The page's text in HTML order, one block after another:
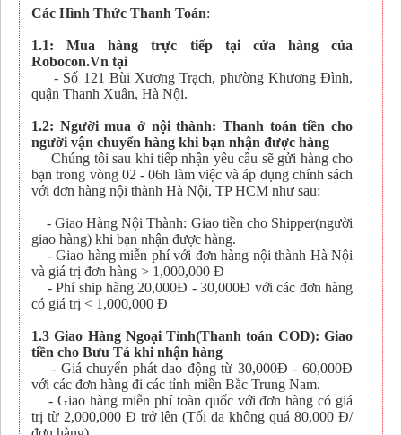
Các Hình Thức Thanh Toán:
1.1: Mua hàng trực tiếp tại cửa hàng của
Robocon.Vn tại
- Số 121 Bùi Xương Trạch, phường Khương Đình,
quận Thanh Xuân, Hà Nội.
1.2: Người mua ở nội thành: Thanh toán tiền cho
người vận chuyển hàng khi bạn nhận được hàng
Chúng tôi sau khi tiếp nhận yêu cầu sẽ gửi hàng cho
bạn trong vòng 02 - 06h làm việc và áp dụng chính sách
với đơn hàng nội thành Hà Nội, TP HCM như sau:
- Giao Hàng Nội Thành: Giao tiền cho Shipper(người
giao hàng) khi bạn nhận được hàng.
- Giao hàng miễn phí với đơn hàng nội thành Hà Nội
và giá trị đơn hàng > 1,000,000 Đ
- Phí ship hàng 20,000Đ - 30,000Đ với các đơn hàng
có giá trị < 1,000,000 Đ
1.3 Giao Hàng Ngoại Tỉnh(Thanh toán COD): Giao
tiền cho Bưu Tá khi nhận hàng
- Giá chuyển phát dao động từ 30,000Đ - 60,000Đ
với các đơn hàng đi các tỉnh miền Bắc Trung Nam.
- Giao hàng miễn phí toàn quốc với đơn hàng có giá
trị từ 2,000,000 Đ trở lên (Tối đa không quá 80,000 Đ/